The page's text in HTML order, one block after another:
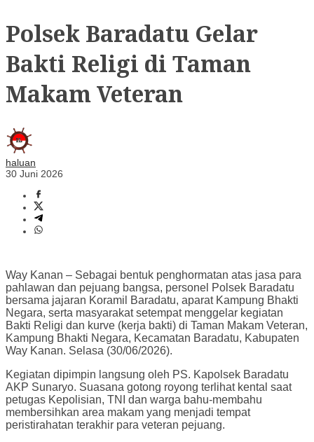
Polsek Baradatu Gelar
Bakti Religi di Taman
Makam Veteran
haluan
30 Juni 2026
Way Kanan – Sebagai bentuk penghormatan atas jasa para
pahlawan dan pejuang bangsa, personel Polsek Baradatu
bersama jajaran Koramil Baradatu, aparat Kampung Bhakti
Negara, serta masyarakat setempat menggelar kegiatan
Bakti Religi dan kurve (kerja bakti) di Taman Makam Veteran,
Kampung Bhakti Negara, Kecamatan Baradatu, Kabupaten
Way Kanan. Selasa (30/06/2026).
Kegiatan dipimpin langsung oleh PS. Kapolsek Baradatu
AKP Sunaryo. Suasana gotong royong terlihat kental saat
petugas Kepolisian, TNI dan warga bahu-membahu
membersihkan area makam yang menjadi tempat
peristirahatan terakhir para veteran pejuang.